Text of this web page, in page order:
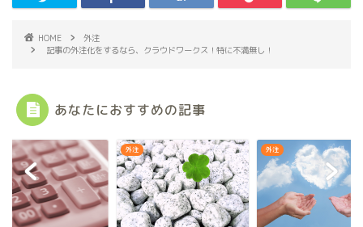
HOME
外注
記事の外注化をするなら、クラウドワークス！特に不満無し！
あなたにおすすめの記事
外注 外注